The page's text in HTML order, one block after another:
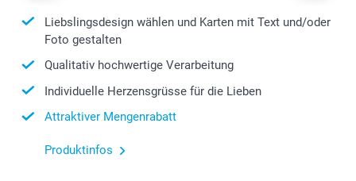
Liebslingsdesign wählen und Karten mit Text und/oder
Foto gestalten
Qualitativ hochwertige Verarbeitung
Individuelle Herzensgrüsse für die Lieben
Attraktiver Mengenrabatt
Produktinfos